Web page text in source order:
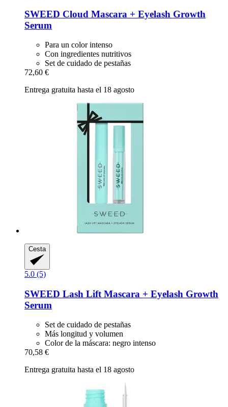
SWEED Cloud Mascara + Eyelash Growth
Serum
Para un color intenso
Con ingredientes nutritivos
Set de cuidado de pestañas
72,60 €
Entrega gratuita hasta el 18 agosto
Cesta
5.0 (5)
SWEED Lash Lift Mascara + Eyelash Growth
Serum
Set de cuidado de pestañas
Más longitud y volumen
Color de la máscara: negro intenso
70,58 €
Entrega gratuita hasta el 18 agosto